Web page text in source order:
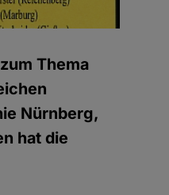
Thema
Nürnberg,
hat die